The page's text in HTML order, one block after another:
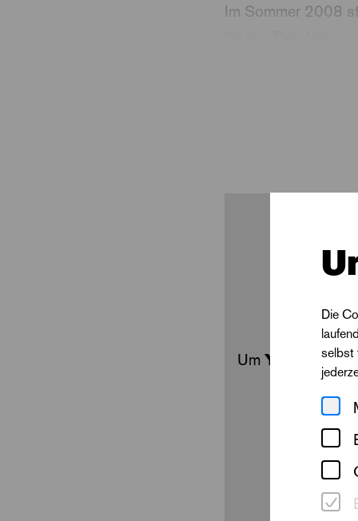
Im Sommer 2008
erstes
von Antoine de
Um Youtube
Die
selbst